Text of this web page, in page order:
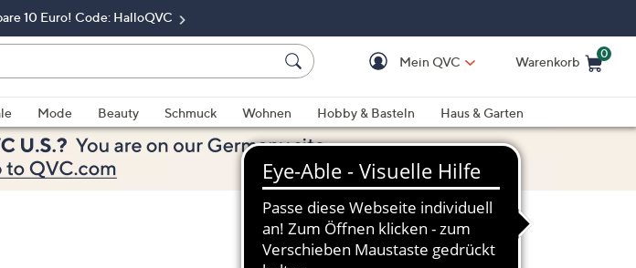
10 Euro! Code: HalloQVC
Mein QVC Warenkorb
0
Mode Beauty Schmuck Wohnen Hobby & Basteln
Haus & Garten